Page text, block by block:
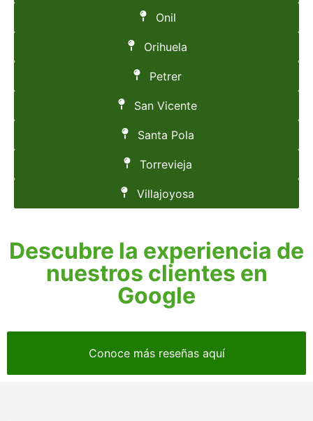
Onil
Orihuela
Petrer
San Vicente
Santa Pola
Torrevieja
Villajoyosa
Descubre la experiencia de
nuestros clientes en
Google
Conoce más reseñas aquí